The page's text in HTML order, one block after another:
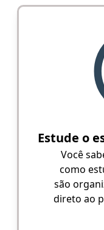
Estude o
Você
como
são
direto ao